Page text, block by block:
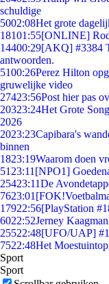
schuldige
5002:08Het grote
18101:55[ONLINE]
14400:29[AKQ] #3384
antwoorden.
5100:26Perez Hilton
gruwelijke video
27423:56Post hier pas
20323:24Het Grote
2026
2023:23Capibara's
binnen
1823:19Waarom doen
51 23:11 [NPO1]
25423:11De
7623:01
17922:56[PlayStation
6022:52Jerney
25522:48[UFO/UAP]
7522:48Het
Sport
Sport